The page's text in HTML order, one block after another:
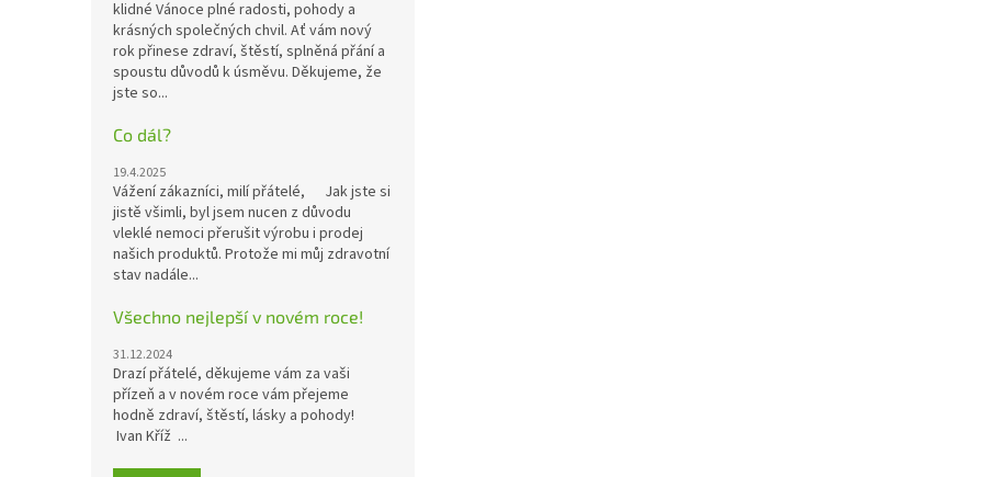
klidné Vánoce plné radosti, pohody a
krásných společných chvil. Ať vám nový
rok přinese zdraví, štěstí, splněná přání a
spoustu důvodů k úsměvu. Děkujeme, že
jste so...
Co dál?
19.4.2025
Vážení zákazníci, milí přátelé, Jak jste si
jistě všimli, byl jsem nucen z důvodu
vleklé nemoci přerušit výrobu i prodej
našich produktů. Protože mi můj zdravotní
stav nadále...
Všechno nejlepší v novém roce!
31.12.2024
Drazí přátelé, děkujeme vám za vaši
přízeň a v novém roce vám přejeme
hodně zdraví, štěstí, lásky a pohody!
Ivan Kříž ...